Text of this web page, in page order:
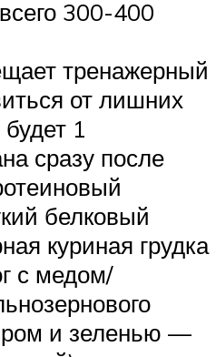
300-400
тренажерный
от лишних
1
сразу после
белковый
куриная грудка
с медом/
и зеленью —